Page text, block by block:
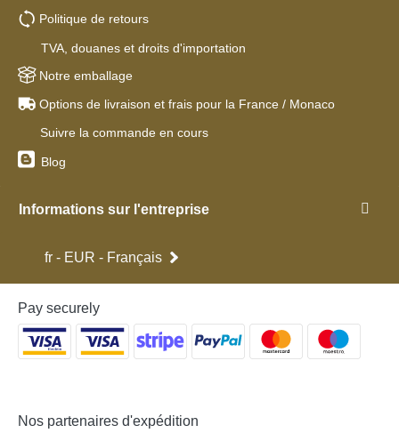
Politique de retours
TVA, douanes et droits d'importation
Notre emballage
Options de livraison et frais pour la France / Monaco
Suivre la commande en cours
Blog
Informations sur l'entreprise
fr - EUR - Français
Pay securely
Nos partenaires d'expédition